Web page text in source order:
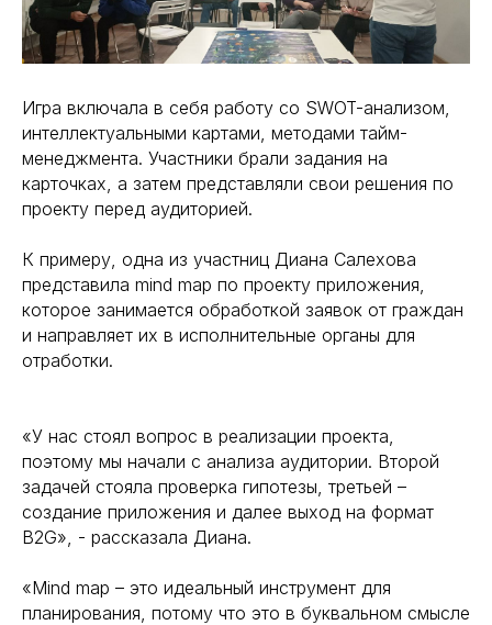
Игра включала в себя работу со SWOT-анализом,
интеллектуальными картами, методами тайм-
менеджмента. Участники брали задания на
карточках, а затем представляли свои решения по
проекту перед аудиторией.
К примеру, одна из участниц Диана Салехова
представила mind map по проекту приложения,
которое занимается обработкой заявок от граждан
и направляет их в исполнительные органы для
отработки.
«У нас стоял вопрос в реализации проекта,
поэтому мы начали с анализа аудитории. Второй
задачей стояла проверка гипотезы, третьей –
создание приложения и далее выход на формат
B2G», - рассказала Диана.
«Mind map – это идеальный инструмент для
планирования, потому что это в буквальном смысле